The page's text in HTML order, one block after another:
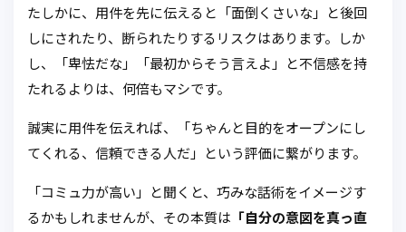
たしかに、用件を先に伝えると「面倒くさいな」と後回
しにされたり、断られたりするリスクはあります。しか
し、「卑怯だな」「最初からそう言えよ」と不信感を持
たれるよりは、何倍もマシです。
誠実に用件を伝えれば、「ちゃんと目的をオープンにし
てくれる、信頼できる人だ」という評価に繋がります。
「コミュ力が高い」と聞くと、巧みな話術をイメージす
るかもしれませんが、その本質は 「自分の意図を真っ直